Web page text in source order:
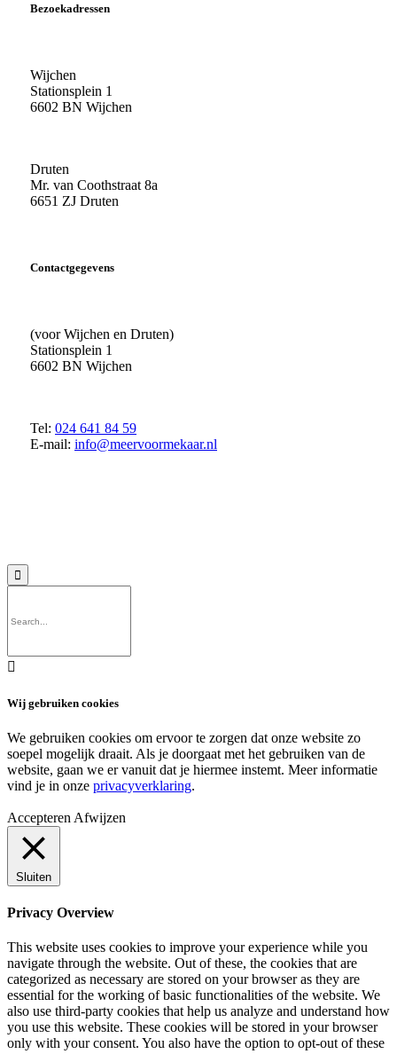
Bezoekadressen
Wijchen
Stationsplein 1
6602 BN Wijchen
Druten
Mr. van Coothstraat 8a
6651 ZJ Druten
Contactgegevens
(voor Wijchen en Druten)
Stationsplein 1
6602 BN Wijchen
Tel: 024 641 84 59
E-mail: info@meervoormekaar.nl


Wij gebruiken cookies
We gebruiken cookies om ervoor te zorgen dat onze website zo
soepel mogelijk draait. Als je doorgaat met het gebruiken van de
website, gaan we er vanuit dat je hiermee instemt. Meer informatie
vind je in onze privacyverklaring.
Accepteren Afwijzen
Sluiten
Privacy Overview
This website uses cookies to improve your experience while you
navigate through the website. Out of these, the cookies that are
categorized as necessary are stored on your browser as they are
essential for the working of basic functionalities of the website. We
also use third-party cookies that help us analyze and understand how
you use this website. These cookies will be stored in your browser
only with your consent. You also have the option to opt-out of these